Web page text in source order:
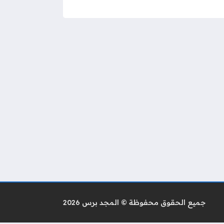
جميع الحقوق محفوظة © المجد برس 2026